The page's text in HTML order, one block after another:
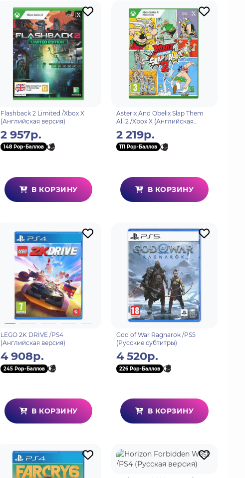
Flashback 2 Limited /Xbox X
(Английская версия)
2 957р.
148 Pop-Баллов
В КОРЗИНУ
Asterix And Obelix Slap Them
All 2 /Xbox X (Английская
2 219р.
111 Pop-Баллов
В КОРЗИНУ
LEGO 2K DRIVE /PS4
(Английская версия)
4 908р.
245 Pop-Баллов
В КОРЗИНУ
God of War Ragnarok /PS5
(Русские субтитры)
4 520р.
226 Pop-Баллов
В КОРЗИНУ